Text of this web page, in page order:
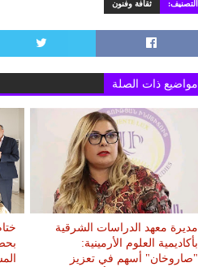
التصنيف: ثقافة وفنون
مواضيع ذات الصلة
مديرة معهد الدراسات الشرقية
بأكاديمية العلوم الأرمينية:
"صاروخان" أسهم في تعزيز